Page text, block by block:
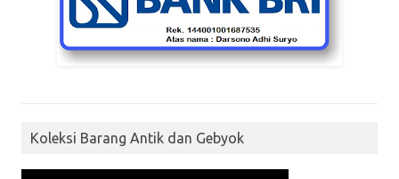
Koleksi Barang Antik dan Gebyok